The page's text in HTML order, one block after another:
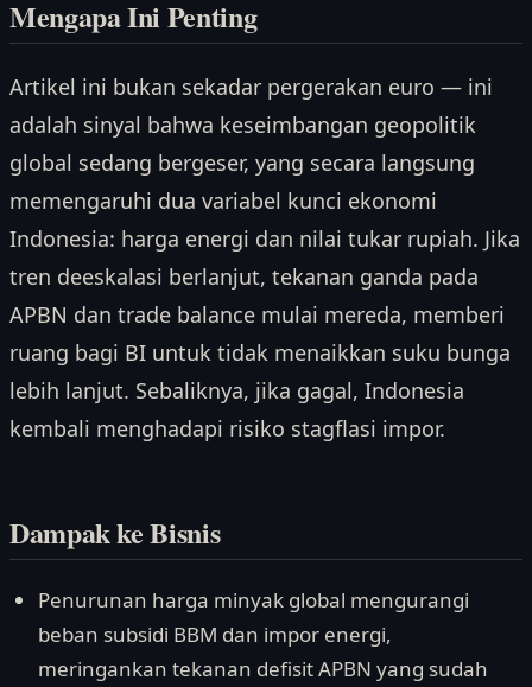
Mengapa Ini Penting
Artikel ini bukan sekadar pergerakan euro — ini
adalah sinyal bahwa keseimbangan geopolitik
global sedang bergeser, yang secara langsung
memengaruhi dua variabel kunci ekonomi
Indonesia: harga energi dan nilai tukar rupiah. Jika
tren deeskalasi berlanjut, tekanan ganda pada
APBN dan trade balance mulai mereda, memberi
ruang bagi BI untuk tidak menaikkan suku bunga
lebih lanjut. Sebaliknya, jika gagal, Indonesia
kembali menghadapi risiko stagflasi impor.
Dampak ke Bisnis
Penurunan harga minyak global mengurangi
beban subsidi BBM dan impor energi,
meringankan tekanan defisit APBN yang sudah